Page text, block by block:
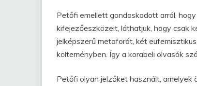
Petőfi emellett gondoskodott arról,
kifejezőeszközeit, láthatjuk, hogy csak
jelképszerű metaforát, két
költeményben. Így a korabeli olvasók
Petőfi olyan jelzőket használt, amelyek